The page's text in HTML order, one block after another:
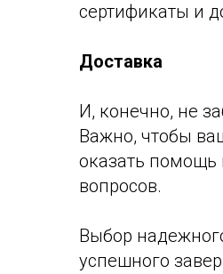
сертификаты и
Доставка
И, конечно, не
Важно, чтобы
оказать помощь
вопросов.
Выбор
успешного